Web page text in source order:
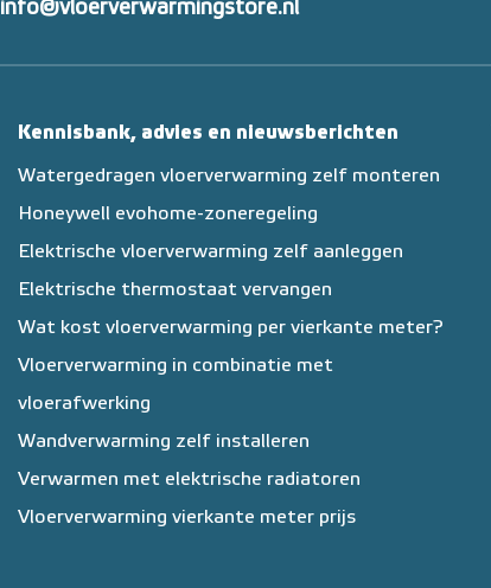
info@vloerverwarmingstore.nl
Kennisbank, advies en nieuwsberichten
Watergedragen vloerverwarming zelf monteren
Honeywell evohome-zoneregeling
Elektrische vloerverwarming zelf aanleggen
Elektrische thermostaat vervangen
Wat kost vloerverwarming per vierkante meter?
Vloerverwarming in combinatie met
vloerafwerking
Wandverwarming zelf installeren
Verwarmen met elektrische radiatoren
Vloerverwarming vierkante meter prijs